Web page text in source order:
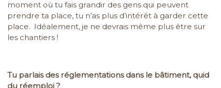
moment où tu fais grandir des gens qui peuvent
prendre ta place, tu n’as plus d’intérêt à garder cette
place. Idéalement, je ne devrais même plus être sur
les chantiers !
Tu parlais des réglementations dans le bâtiment, quid
du réemploi ?